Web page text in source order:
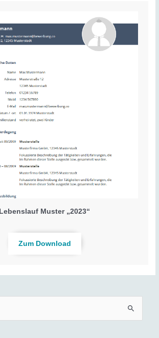
Lebenslauf Muster „2023“
Zum Download